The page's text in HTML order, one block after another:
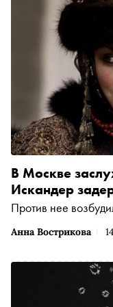
Анна Вострикова
В Москве
Искандер
Против нее